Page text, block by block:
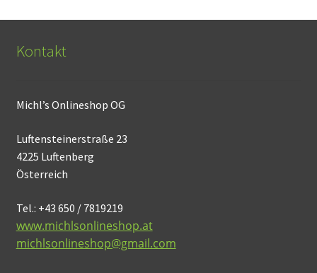
Kontakt
Michl’s Onlineshop OG
Luftensteinerstraße 23
4225 Luftenberg
Österreich
Tel.: +43 650 / 7819219
www.michlsonlineshop.at
michlsonlineshop@gmail.com